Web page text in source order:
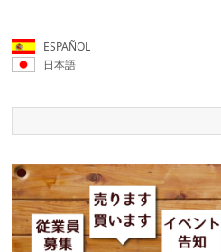
ESPAÑOL
日本語